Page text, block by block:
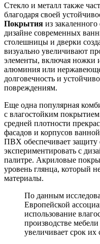
Стекло и металл также
благодаря своей
Покрытия из
дизайне современных
столешницы и дверки
визуально увеличивают
элементы, включая ножки
алюминия или
долговечность и
повреждениям.
Еще одна популярная
с влагостойким
средней плотности
фасадов и корпусов
ПВХ обеспечивает защиту
экспериментировать с
палитре. Акриловые
уровень глянца, который
материалы.
По данным
Европейской
использование
производстве
увеличивает срок